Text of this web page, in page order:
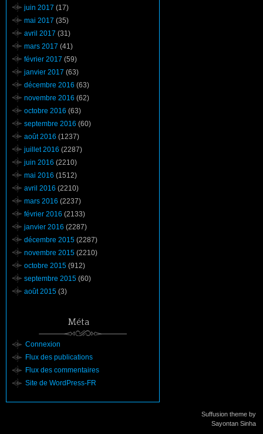
juin 2017 (17)
mai 2017 (35)
avril 2017 (31)
mars 2017 (41)
février 2017 (59)
janvier 2017 (63)
décembre 2016 (63)
novembre 2016 (62)
octobre 2016 (63)
septembre 2016 (60)
août 2016 (1237)
juillet 2016 (2287)
juin 2016 (2210)
mai 2016 (1512)
avril 2016 (2210)
mars 2016 (2237)
février 2016 (2133)
janvier 2016 (2287)
décembre 2015 (2287)
novembre 2015 (2210)
octobre 2015 (912)
septembre 2015 (60)
août 2015 (3)
Méta
Connexion
Flux des publications
Flux des commentaires
Site de WordPress-FR
Suffusion theme by
Sayontan Sinha